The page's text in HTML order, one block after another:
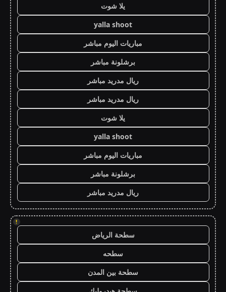
يلا شوت
yalla shoot
مباريات اليوم مباشر
برشلونة مباشر
ريال مدريد مباشر
ريال مدريد مباشر
يلا شوت
yalla shoot
مباريات اليوم مباشر
برشلونة مباشر
ريال مدريد مباشر
!
سطحة الرياض
سطحه
سطحة بين المدن